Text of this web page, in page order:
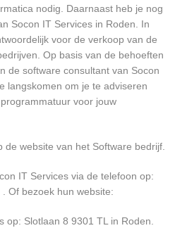
nodig. Daarnaast heb je nog
Socon IT Services in Roden. In
voor de verkoop van de
Op basis van de behoeften
de software consultant van Socon
langskomen om je te adviseren
voor jouw
website van het Software bedrijf.
IT Services via de telefoon op:
. Of bezoek hun website:
op: Slotlaan 8 9301 TL in Roden.